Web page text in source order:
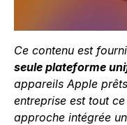
Ce contenu est
seule plateforme
appareils Apple
entreprise est tout
approche intégrée